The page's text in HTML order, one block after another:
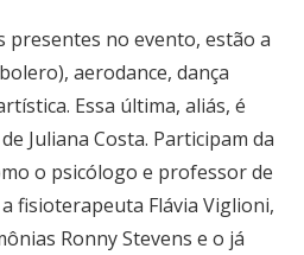
presentes no evento, estão a
aerodance, dança
Essa última, aliás, é
Juliana Costa. Participam da
o psicólogo e professor de
fisioterapeuta Flávia Viglioni,
Ronny Stevens e o já